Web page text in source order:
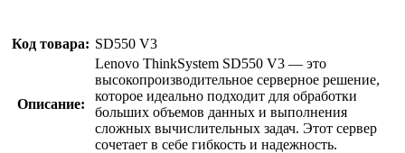
Код товара: SD550 V3
Описание:
Lenovo ThinkSystem SD550 V3 — это
высокопроизводительное серверное решение,
которое идеально подходит для обработки
больших объемов данных и выполнения
сложных вычислительных задач. Этот сервер
сочетает в себе гибкость и надежность.